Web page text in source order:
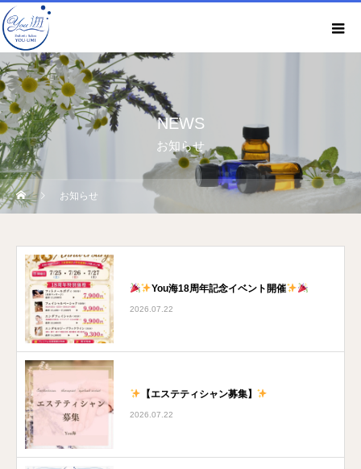
NEWS
お知らせ
お知らせ
You海18周年記念イベント開催
2026.07.22
【エステティシャン募集】
2026.07.22